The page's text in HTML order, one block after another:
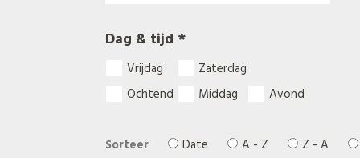
Dag & tijd *
Vrijdag
Zaterdag
Ochtend
Middag Avond
Sorteer Date A - Z Z - A